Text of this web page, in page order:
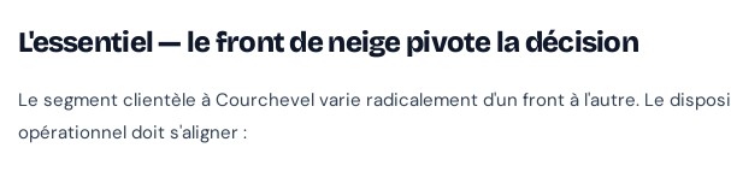
L'essentiel — le front de neige pivote la décision
Le segment clientèle à Courchevel varie radicalement d'un front à l'autre. Le
opérationnel doit s'aligner :